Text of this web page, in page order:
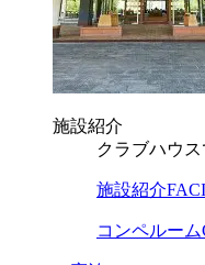
施設紹介
クラブハウ
施設紹介
コンペルーム